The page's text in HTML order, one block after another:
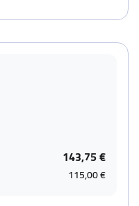
143,75 €
115,00 €